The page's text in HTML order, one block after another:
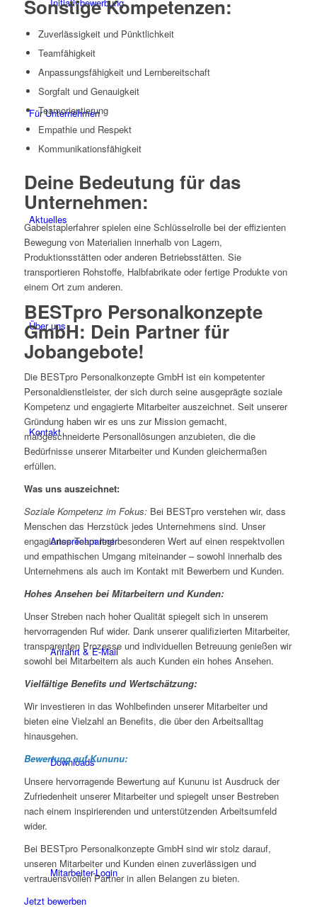
Für Unternehmen
Aktuelles
Über uns
Kontakt
Ansprechpartner
Anfahrt & E-Mail
Downloads
Mitarbeiter-Login
Sonstige Kompetenzen:
Zuverlässigkeit und Pünktlichkeit
Teamfähigkeit
Anpassungsfähigkeit und Lernbereitschaft
Sorgfalt und Genauigkeit
Teamorientierung
Empathie und Respekt
Kommunikationsfähigkeit
Deine Bedeutung für das
Unternehmen:
Gabelstaplerfahrer spielen eine Schlüsselrolle bei der effizienten
Bewegung von Materialien innerhalb von Lagern,
Produktionsstätten oder anderen Betriebsstätten. Sie
transportieren Rohstoffe, Halbfabrikate oder fertige Produkte von
einem Ort zum anderen.
BESTpro Personalkonzepte
GmbH: Dein Partner für
Jobangebote!
Die BESTpro Personalkonzepte GmbH ist ein kompetenter
Personaldienstleister, der sich durch seine ausgeprägte soziale
Kompetenz und engagierte Mitarbeiter auszeichnet. Seit unserer
Gründung haben wir es uns zur Mission gemacht,
maßgeschneiderte Personallösungen anzubieten, die die
Bedürfnisse unserer Mitarbeiter und Kunden gleichermaßen
erfüllen.
Was uns auszeichnet:
Soziale Kompetenz im Fokus:Bei BESTpro verstehen wir, dass
Menschen das Herzstück jedes Unternehmens sind. Unser
engagiertes Team legt besonderen Wert auf einen respektvollen
und empathischen Umgang miteinander – sowohl innerhalb des
Unternehmens als auch im Kontakt mit Bewerbern und Kunden.
Hohes Ansehen bei Mitarbeitern und Kunden:
Unser Streben nach hoher Qualität spiegelt sich in unserem
hervorragenden Ruf wider. Dank unserer qualifizierten Mitarbeiter,
transparenten Prozesse und individuellen Betreuung genießen wir
sowohl bei Mitarbeitern als auch Kunden ein hohes Ansehen.
Vielfältige Benefits und Wertschätzung:
Wir investieren in das Wohlbefinden unserer Mitarbeiter und
bieten eine Vielzahl an Benefits, die über den Arbeitsalltag
hinausgehen.
Bewertung auf Kununu:
Unsere hervorragende Bewertung auf Kununu ist Ausdruck der
Zufriedenheit unserer Mitarbeiter und spiegelt unser Bestreben
nach einem inspirierenden und unterstützenden Arbeitsumfeld
wider.
Bei BESTpro Personalkonzepte GmbH sind wir stolz darauf,
unseren Mitarbeiter und Kunden einen zuverlässigen und
vertrauensvollen Partner in allen Belangen zu bieten.
Jetzt bewerben